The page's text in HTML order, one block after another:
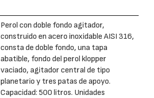
Perol con doble fondo agitador,
construido en acero inoxidable AISI 316,
consta de doble fondo, una tapa
abatible, fondo del perol klopper
vaciado, agitador central de tipo
planetario y tres patas de apoyo.
Capacidad: 500 litros. Unidades